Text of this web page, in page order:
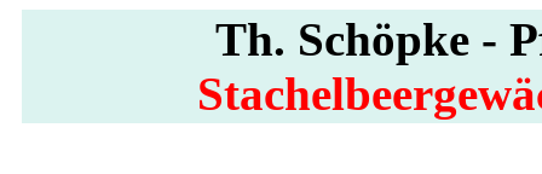
Th. Schöpke -